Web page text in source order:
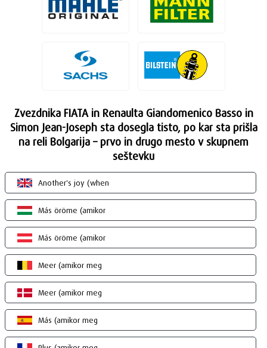
Zvezdnika FIATA in Renaulta Giandomenico Basso in
Simon Jean-Joseph sta dosegla tisto, po kar sta prišla
na reli Bolgarija – prvo in drugo mesto v skupnem
seštevku
Another's joy (when
Más öröme (amikor
Más öröme (amikor
Meer (amikor meg
Meer (amikor meg
Más (amikor meg